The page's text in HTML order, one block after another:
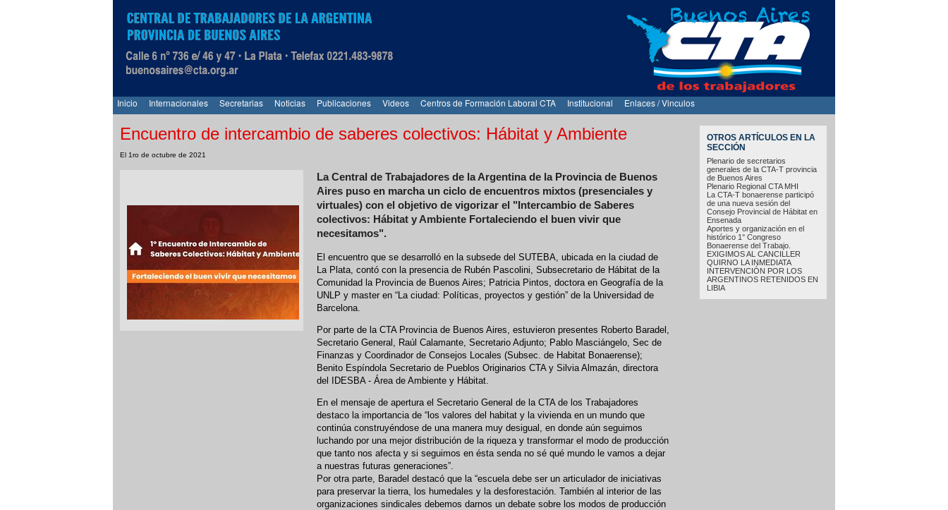
Inicio Internacionales Secretarias Noticias Publicaciones Videos Centros de Formación Laboral CTA Institucional Enlaces / Vinculos
OTROS ARTÍCULOS EN LA
SECCIÓN
Plenario de secretarios
generales de la CTA-T provincia
de Buenos Aires
Plenario Regional CTA MHI
La CTA-T bonaerense participó
de una nueva sesión del
Consejo Provincial de Hábitat en
Ensenada
Aportes y organización en el
histórico 1° Congreso
Bonaerense del Trabajo.
EXIGIMOS AL CANCILLER
QUIRNO LA INMEDIATA
INTERVENCIÓN POR LOS
ARGENTINOS RETENIDOS EN
LIBIA
Encuentro de intercambio de saberes colectivos: Hábitat y Ambiente
El 1ro de octubre de 2021
La Central de Trabajadores de la Argentina de la Provincia de Buenos
Aires puso en marcha un ciclo de encuentros mixtos (presenciales y
virtuales) con el objetivo de vigorizar el "Intercambio de Saberes
colectivos: Hábitat y Ambiente Fortaleciendo el buen vivir que
necesitamos".
El encuentro que se desarrolló en la subsede del SUTEBA, ubicada en la ciudad de
La Plata, contó con la presencia de Rubén Pascolini, Subsecretario de Hábitat de la
Comunidad la Provincia de Buenos Aires; Patricia Pintos, doctora en Geografía de la
UNLP y master en “La ciudad: Políticas, proyectos y gestión” de la Universidad de
Barcelona.
Por parte de la CTA Provincia de Buenos Aires, estuvieron presentes Roberto Baradel,
Secretario General, Raúl Calamante, Secretario Adjunto; Pablo Masciángelo, Sec de
Finanzas y Coordinador de Consejos Locales (Subsec. de Habitat Bonaerense);
Benito Espíndola Secretario de Pueblos Originarios CTA y Silvia Almazán, directora
del IDESBA - Área de Ambiente y Hábitat.
En el mensaje de apertura el Secretario General de la CTA de los Trabajadores
destaco la importancia de “los valores del habitat y la vivienda en un mundo que
continúa construyéndose de una manera muy desigual, en donde aún seguimos
luchando por una mejor distribución de la riqueza y transformar el modo de producción
que tanto nos afecta y si seguimos en ésta senda no sé qué mundo le vamos a dejar
a nuestras futuras generaciones”.
Por otra parte, Baradel destacó que la “escuela debe ser un articulador de iniciativas
para preservar la tierra, los humedales y la desforestación. También al interior de las
organizaciones sindicales debemos darnos un debate sobre los modos de producción